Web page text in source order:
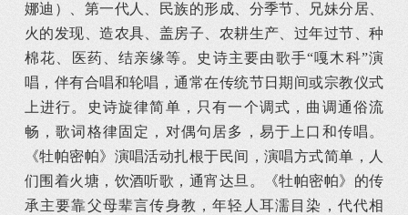
娜迪）、第一代人、民族的形成、分季节、兄妹分居、
火的发现、造农具、盖房子、农耕生产、过年过节、种
棉花、医药、结亲缘等。史诗主要由歌手“嘎木科”演
唱，伴有合唱和轮唱，通常在传统节日期间或宗教仪式
上进行。史诗旋律简单，只有一个调式，曲调通俗流
畅，歌词格律固定，对偶句居多，易于上口和传唱。
《牡帕密帕》演唱活动扎根于民间，演唱方式简单，人
们围着火塘，饮酒听歌，通宵达旦。《牡帕密帕》的传
承主要靠父母辈言传身教，年轻人耳濡目染，代代相